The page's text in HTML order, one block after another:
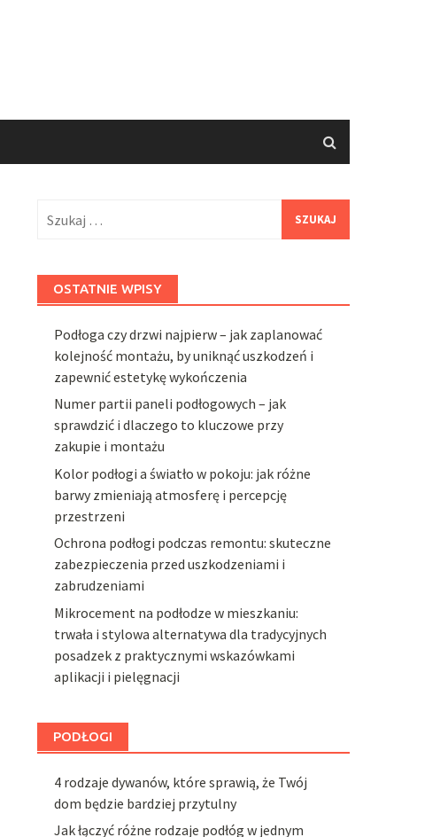
OSTATNIE WPISY
Podłoga czy drzwi najpierw – jak zaplanować
kolejność montażu, by uniknąć uszkodzeń i
zapewnić estetykę wykończenia
Numer partii paneli podłogowych – jak
sprawdzić i dlaczego to kluczowe przy
zakupie i montażu
Kolor podłogi a światło w pokoju: jak różne
barwy zmieniają atmosferę i percepcję
przestrzeni
Ochrona podłogi podczas remontu: skuteczne
zabezpieczenia przed uszkodzeniami i
zabrudzeniami
Mikrocement na podłodze w mieszkaniu:
trwała i stylowa alternatywa dla tradycyjnych
posadzek z praktycznymi wskazówkami
aplikacji i pielęgnacji
PODŁOGI
4 rodzaje dywanów, które sprawią, że Twój
dom będzie bardziej przytulny
Jak łączyć różne rodzaje podłóg w jednym